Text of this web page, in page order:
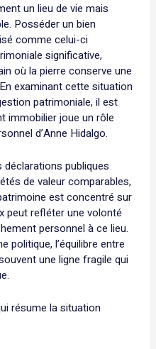
un lieu de vie mais
Posséder un bien
comme celui-ci
significative,
où la pierre conserve une
examinant cette situation
patrimoniale, il est
immobilier joue un rôle
d’Anne Hidalgo.
déclarations publiques
de valeur comparables,
est concentré sur
peut refléter une volonté
personnel à ce lieu.
politique, l’équilibre entre
une ligne fragile qui
résume la situation